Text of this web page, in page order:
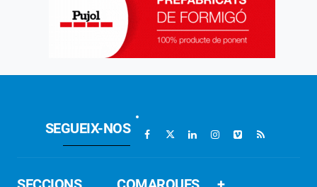
SEGUEIX-NOS